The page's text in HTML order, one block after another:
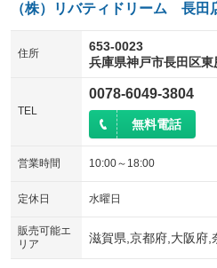
（株）リバティドリーム 長田
住所
653-0023
兵庫県神戸市長田区東
TEL
0078-6049-3804
無料電話
営業時間 10:00～18:00
定休日 水曜日
販売可能エ
リア
滋賀県,京都府,大阪府,